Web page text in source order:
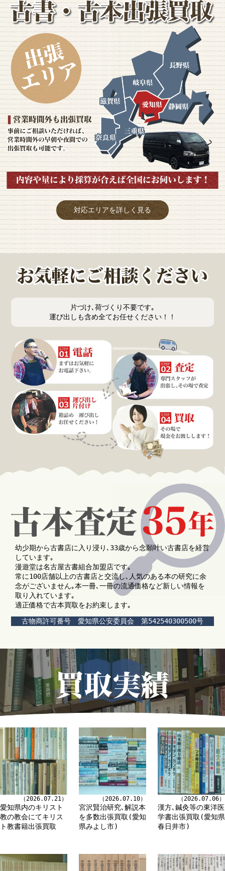
対応エリアを詳しく見る
片づけ､荷づくり不要です｡
運び出しも含め全てお任せください！！
幼少期から古書店に入り浸り､33歳から念願叶い古書店を経営
しています｡
漫遊堂は名古屋古書組合加盟店です｡
常に100店舗以上の古書店と交流し､人気のある本の研究に余
念がございません｡本一冊､一冊の流通価格など新しい情報を
取り入れています｡
適正価格で古本買取をお約束します｡
古物商許可番号 愛知県公安委員会 第542540300500号
（2026.07.21）
愛知県内のキリスト
教の教会にてキリス
ト教書籍出張買取
（2026.07.10）
宮沢賢治研究､解説本
を多数出張買取(愛知
県みよし市)
（2026.07.06）
漢方､鍼灸等の東洋医
学書出張買取(愛知県
春日井市)